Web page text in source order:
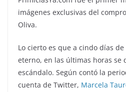
imágenes exclusivas del
Oliva.
Lo cierto es que a cindo días
eterno, en las últimas horas se
escándalo. Según contó la
cuenta de Twitter, Marcela